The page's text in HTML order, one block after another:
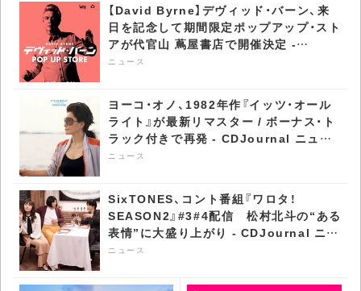
ュース
【David Byrne】デヴィッド・バーン、来
日を記念して期間限定ポップアップ・スト
アが代官山 蔦屋書店で開催決定 -
CDJournal ニュース
ニュース
ヨーコ・オノ、1982年作『イッツ・オール
ライト』が最新リマスター / ボーナス・ト
ラック付きで再発 - CDJournal ニュー
ス
ニュース
SixTONES、コント番組『ワロタ！
SEASON2』#3#4配信 松村北斗の“ある
表情”に大盛り上がり - CDJournal ニュ
ース
ニュース